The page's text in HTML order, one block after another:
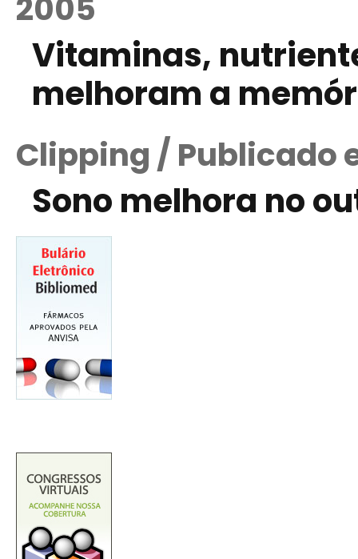
2005
Vitaminas,
melhoram a
Clipping / Publicado
Sono melhora no